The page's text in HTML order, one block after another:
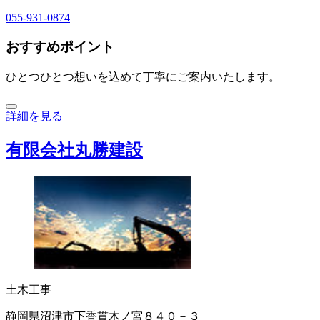
055-931-0874
おすすめポイント
ひとつひとつ想いを込めて丁寧にご案内いたします。
詳細を見る
有限会社丸勝建設
土木工事
静岡県沼津市下香貫木ノ宮８４０－３